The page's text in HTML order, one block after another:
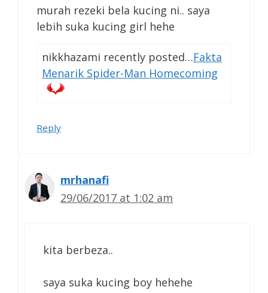
murah rezeki bela kucing ni.. saya
lebih suka kucing girl hehe
nikkhazami recently posted…Fakta
Menarik Spider-Man Homecoming
Reply
mrhanafi
29/06/2017 at 1:02 am
kita berbeza..
saya suka kucing boy hehehe